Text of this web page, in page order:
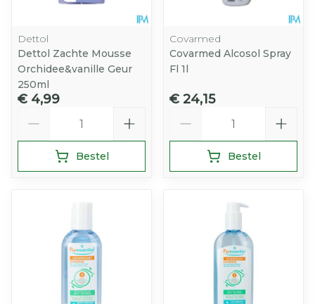
Dettol
Dettol Zachte Mousse
Orchidee&vanille Geur
250ml
€ 4,99
Bestel
Covarmed
Covarmed Alcosol Spray
Fl 1l
€ 24,15
Bestel